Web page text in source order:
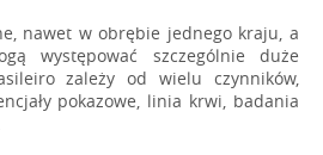
nawet w obrębie jednego kraju, a
występować szczególnie duże
zależy od wielu czynników,
pokazowe, linia krwi, badania